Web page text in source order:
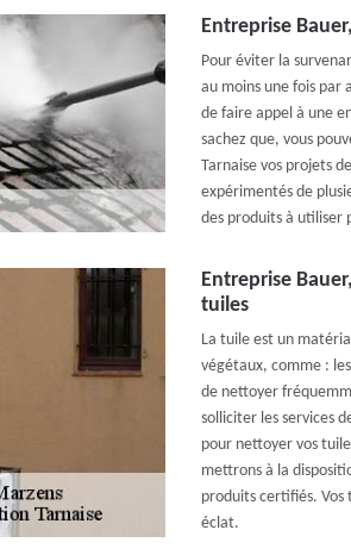
Entreprise
Pour éviter la
au moins une fois
de faire appel à une
sachez que, vous
Tarnaise vos projets
expérimentés de
des produits à utiliser
Entreprise
tuiles
La tuile est un
végétaux, comme :
de nettoyer
solliciter les services
pour nettoyer vos
mettrons à la
produits certifiés.
éclat.